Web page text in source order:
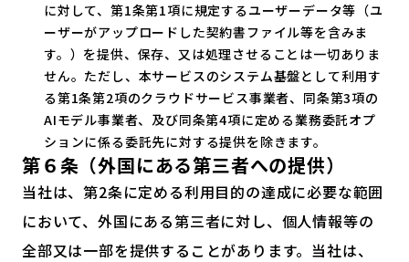
に対して、第1条第1項に規定するユーザーデータ等（ユ
ーザーがアップロードした契約書ファイル等を含みま
す。）を提供、保存、又は処理させることは一切ありま
せん。ただし、本サービスのシステム基盤として利用す
る第1条第2項のクラウドサービス事業者、同条第3項の
AIモデル事業者、及び同条第4項に定める業務委託オプ
ションに係る委託先に対する提供を除きます。
第６条（外国にある第三者への提供）
当社は、第2条に定める利用目的の達成に必要な範囲
において、外国にある第三者に対し、個人情報等の
全部又は一部を提供することがあります。当社は、